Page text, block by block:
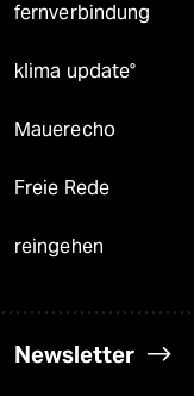
fernverbindung
klima update°
Mauerecho
Freie Rede
reingehen
Newsletter